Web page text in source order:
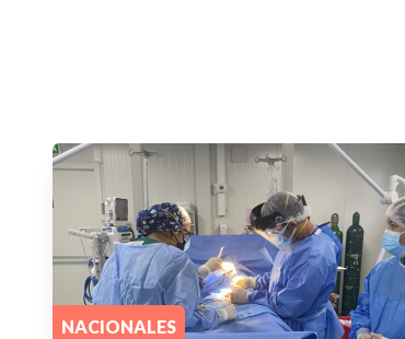
NACIONALES